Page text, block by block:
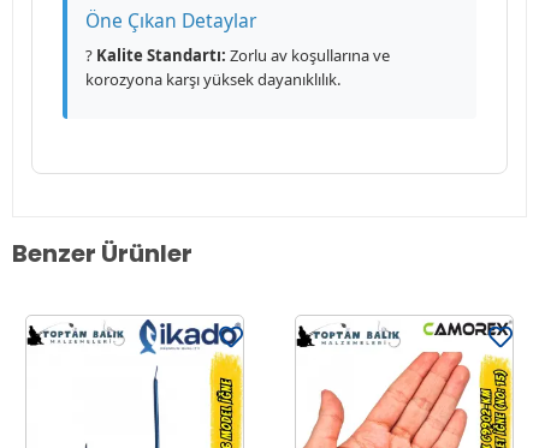
Öne Çıkan Detaylar
? Kalite Standartı: Zorlu av koşullarına ve
korozyona karşı yüksek dayanıklılık.
Benzer Ürünler